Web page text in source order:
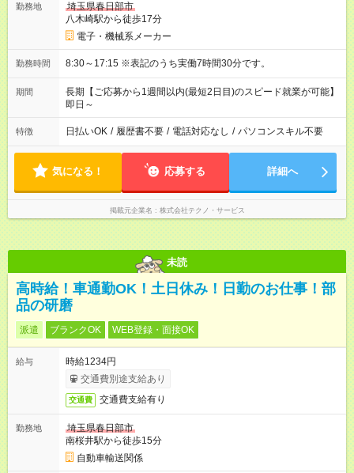
勤務地
埼玉県春日部市
八木崎駅から徒歩17分
電子・機械系メーカー
勤務時間 8:30～17:15 ※表記のうち実働7時間30分です。
期間
長期【ご応募から1週間以内(最短2日目)のスピード就業が可能】
即日～
特徴 日払いOK / 履歴書不要 / 電話対応なし / パソコンスキル不要
気になる！ 応募する 詳細へ
掲載元企業名 株式会社テクノ・サービス
未読
高時給！車通勤OK！土日休み！日勤のお仕事！部
品の研磨
派遣 ブランクOK WEB登録・面接OK
給与
時給1234円
交通費別途支給あり
交通費 交通費支給有り
勤務地
埼玉県春日部市
南桜井駅から徒歩15分
自動車輸送関係